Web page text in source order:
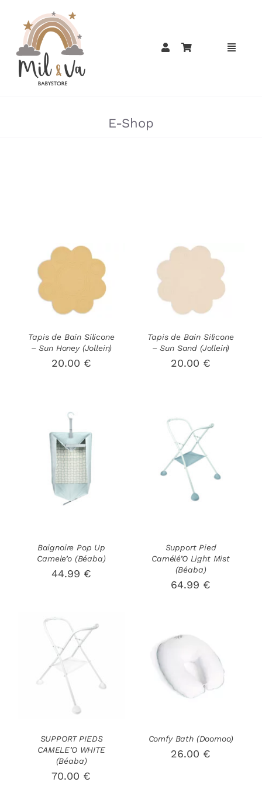
contenu
E-Shop
Tapis de Bain Silicone
– Sun Honey (Jollein)
20.00 €
Tapis de Bain Silicone
– Sun Sand (Jollein)
20.00 €
AJOUTER AU
PANIER
DÉTAILS
Baignoire Pop Up
Camele’o (Béaba)
44.99 €
AJOUTER AU
PANIER
/
DÉTAILS
Support Pied
Camélé’O Light Mist
(Béaba)
64.99 €
AJOUTER AU
PANIER
DÉTAILS
SUPPORT PIEDS
CAMELE’O WHITE
(Béaba)
70.00 €
AJOUTER AU
DÉTAILS
Comfy Bath (Doomoo)
26.00 €